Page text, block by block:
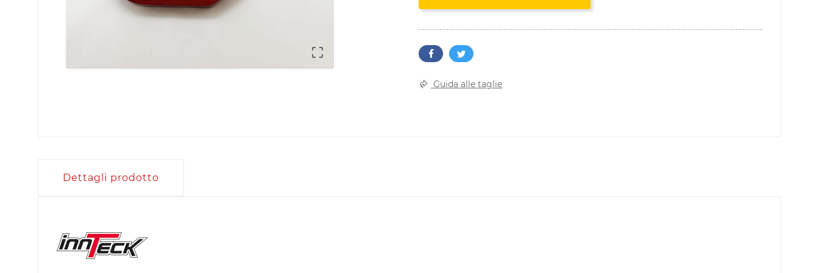

Guida alle taglie
Dettagli prodotto